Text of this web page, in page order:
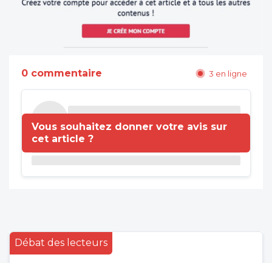
0 commentaire 3 en ligne
Vous souhaitez donner votre avis sur
cet article ?
Débat des lecteurs